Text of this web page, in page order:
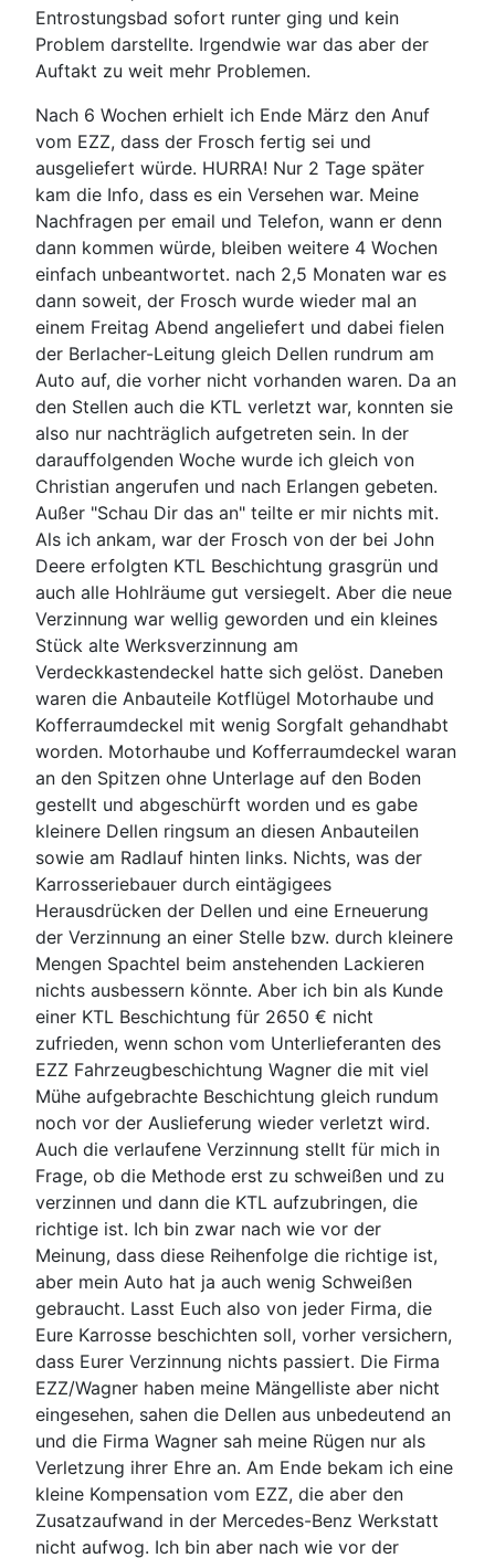
Entrostungsbad sofort runter ging und kein
Problem darstellte. Irgendwie war das aber der
Auftakt zu weit mehr Problemen.
Nach 6 Wochen erhielt ich Ende März den Anuf
vom EZZ, dass der Frosch fertig sei und
ausgeliefert würde. HURRA! Nur 2 Tage später
kam die Info, dass es ein Versehen war. Meine
Nachfragen per email und Telefon, wann er denn
dann kommen würde, bleiben weitere 4 Wochen
einfach unbeantwortet. nach 2,5 Monaten war es
dann soweit, der Frosch wurde wieder mal an
einem Freitag Abend angeliefert und dabei fielen
der Berlacher-Leitung gleich Dellen rundrum am
Auto auf, die vorher nicht vorhanden waren. Da an
den Stellen auch die KTL verletzt war, konnten sie
also nur nachträglich aufgetreten sein. In der
darauffolgenden Woche wurde ich gleich von
Christian angerufen und nach Erlangen gebeten.
Außer "Schau Dir das an" teilte er mir nichts mit.
Als ich ankam, war der Frosch von der bei John
Deere erfolgten KTL Beschichtung grasgrün und
auch alle Hohlräume gut versiegelt. Aber die neue
Verzinnung war wellig geworden und ein kleines
Stück alte Werksverzinnung am
Verdeckkastendeckel hatte sich gelöst. Daneben
waren die Anbauteile Kotflügel Motorhaube und
Kofferraumdeckel mit wenig Sorgfalt gehandhabt
worden. Motorhaube und Kofferraumdeckel waran
an den Spitzen ohne Unterlage auf den Boden
gestellt und abgeschürft worden und es gabe
kleinere Dellen ringsum an diesen Anbauteilen
sowie am Radlauf hinten links. Nichts, was der
Karrosseriebauer durch eintägigees
Herausdrücken der Dellen und eine Erneuerung
der Verzinnung an einer Stelle bzw. durch kleinere
Mengen Spachtel beim anstehenden Lackieren
nichts ausbessern könnte. Aber ich bin als Kunde
einer KTL Beschichtung für 2650 € nicht
zufrieden, wenn schon vom Unterlieferanten des
EZZ Fahrzeugbeschichtung Wagner die mit viel
Mühe aufgebrachte Beschichtung gleich rundum
noch vor der Auslieferung wieder verletzt wird.
Auch die verlaufene Verzinnung stellt für mich in
Frage, ob die Methode erst zu schweißen und zu
verzinnen und dann die KTL aufzubringen, die
richtige ist. Ich bin zwar nach wie vor der
Meinung, dass diese Reihenfolge die richtige ist,
aber mein Auto hat ja auch wenig Schweißen
gebraucht. Lasst Euch also von jeder Firma, die
Eure Karrosse beschichten soll, vorher versichern,
dass Eurer Verzinnung nichts passiert. Die Firma
EZZ/Wagner haben meine Mängelliste aber nicht
eingesehen, sahen die Dellen aus unbedeutend an
und die Firma Wagner sah meine Rügen nur als
Verletzung ihrer Ehre an. Am Ende bekam ich eine
kleine Kompensation vom EZZ, die aber den
Zusatzaufwand in der Mercedes-Benz Werkstatt
nicht aufwog. Ich bin aber nach wie vor der